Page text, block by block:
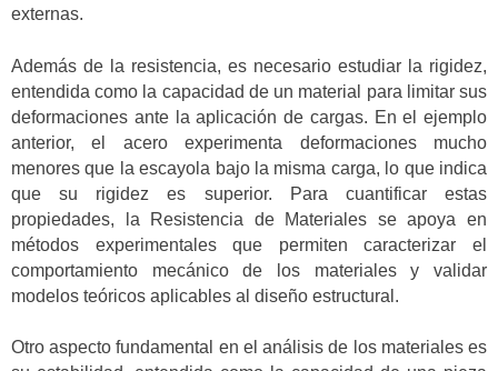
externas.
Además de la resistencia, es necesario estudiar la rigidez,
entendida como la capacidad de un material para limitar sus
deformaciones ante la aplicación de cargas. En el ejemplo
anterior, el acero experimenta deformaciones mucho
menores que la escayola bajo la misma carga, lo que indica
que su rigidez es superior. Para cuantificar estas
propiedades, la Resistencia de Materiales se apoya en
métodos experimentales que permiten caracterizar el
comportamiento mecánico de los materiales y validar
modelos teóricos aplicables al diseño estructural.
Otro aspecto fundamental en el análisis de los materiales es